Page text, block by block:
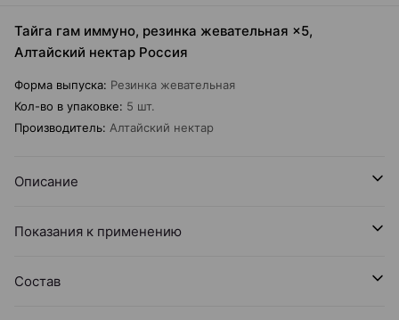
Тайга гам иммуно, резинка жевательная ×5,
Алтайский нектар Россия
Форма выпуска: Резинка жевательная
Кол-во в упаковке: 5 шт.
Производитель: Алтайский нектар
Описание
Показания к применению
Состав